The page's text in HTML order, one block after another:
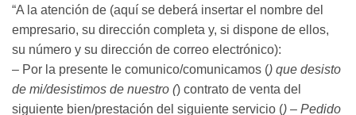
“A la atención de (aquí se deberá insertar el nombre del
empresario, su dirección completa y, si dispone de ellos,
su número y su dirección de correo electrónico):
– Por la presente le comunico/comunicamos () que desisto
de mi/desistimos de nuestro () contrato de venta del
siguiente bien/prestación del siguiente servicio () – Pedido